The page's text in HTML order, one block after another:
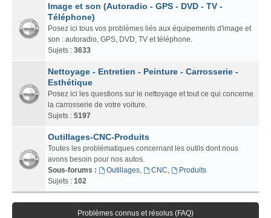
Image et son (Autoradio - GPS - DVD - TV -
Téléphone)
Posez ici tous vos problèmes liés aux équipements d'image et
son : autoradio, GPS, DVD, TV et téléphone.
Sujets : 3633
Nettoyage - Entretien - Peinture - Carrosserie -
Esthétique
Posez ici les questions sur le nettoyage et tout ce qui concerne
la carrosserie de votre voiture.
Sujets : 5197
Outillages-CNC-Produits
Toutes les problématiques concernant les outils dont nous
avons besoin pour nos autos.
Sous-forums :
Outillages, CNC,
Produits
Sujets : 102
Problèmes connus et résolus (FAQ)